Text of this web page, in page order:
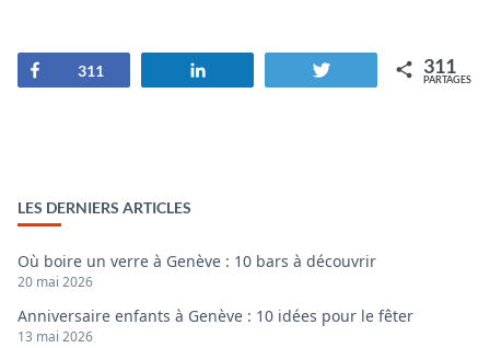
Partagez
311 Tweetez 311
PARTAGES
LES DERNIERS ARTICLES
Où boire un verre à Genève : 10 bars à découvrir
20 mai 2026
Anniversaire enfants à Genève : 10 idées pour le fêter
13 mai 2026